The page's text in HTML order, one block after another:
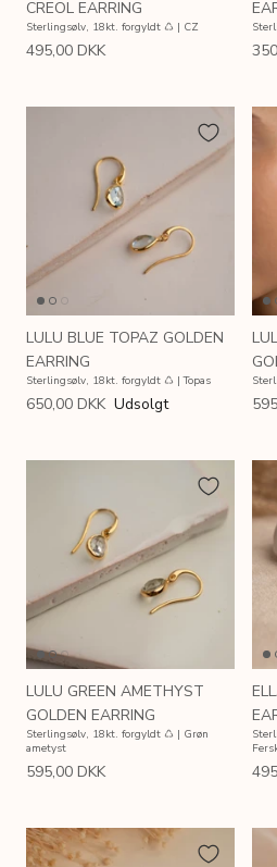
CREOL EARRING
Sterlingsølv, 18kt. forgyldt ♺ | CZ
495,00 DKK
LULU BLUE TOPAZ GOLDEN
EARRING
Sterlingsølv, 18kt. forgyldt ♺ | Topas
650,00 DKK Udsolgt
LULU GREEN AMETHYST
GOLDEN EARRING
Sterlingsølv, 18kt. forgyldt ♺ | Grøn
ametyst
595,00 DKK